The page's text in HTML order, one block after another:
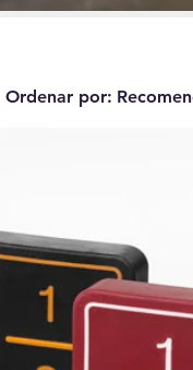
Ordenar por: